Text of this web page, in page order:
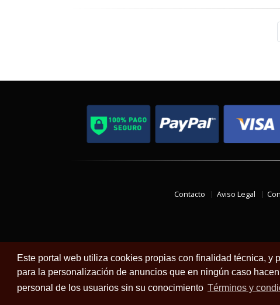
Este portal web utiliza cookies propias con finalidad técnica,
para la personalización de anuncios que en ningún caso
personal de los usuarios sin su conocimiento Términos y
Contacto Aviso Legal